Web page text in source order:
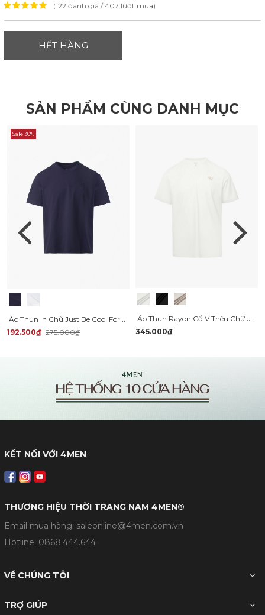
(122 đánh giá / 407 lượt mua)
HẾT HÀNG
SẢN PHẨM CÙNG DANH MỤC
Sale 30%
Áo Thun In Chữ Just Be Cool Form Regular AT169
192.500₫ 275.000₫
Áo Thun Rayon Cổ V Thêu Chữ Beyond Daily Form Regular AT195
345.000₫
KẾT NỐI VỚI 4MEN
THƯƠNG HIỆU THỜI TRANG NAM 4MEN®
Email mua hàng: saleonline@4men.com.vn
Hotline: 0868.444.644
VỀ CHÚNG TÔI
TRỢ GIÚP